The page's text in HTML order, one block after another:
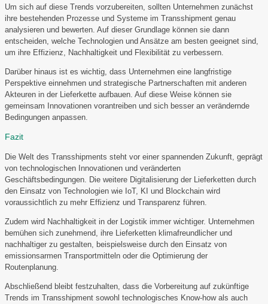
Um sich auf diese Trends vorzubereiten, sollten Unternehmen zunächst
ihre bestehenden Prozesse und Systeme im Transshipment genau
analysieren und bewerten. Auf dieser Grundlage können sie dann
entscheiden, welche Technologien und Ansätze am besten geeignet sind,
um ihre Effizienz, Nachhaltigkeit und Flexibilität zu verbessern.
Darüber hinaus ist es wichtig, dass Unternehmen eine langfristige
Perspektive einnehmen und strategische Partnerschaften mit anderen
Akteuren in der Lieferkette aufbauen. Auf diese Weise können sie
gemeinsam Innovationen vorantreiben und sich besser an verändernde
Bedingungen anpassen.
Fazit
Die Welt des Transshipments steht vor einer spannenden Zukunft, geprägt
von technologischen Innovationen und veränderten
Geschäftsbedingungen. Die weitere Digitalisierung der Lieferketten durch
den Einsatz von Technologien wie IoT, KI und Blockchain wird
voraussichtlich zu mehr Effizienz und Transparenz führen.
Zudem wird Nachhaltigkeit in der Logistik immer wichtiger. Unternehmen
bemühen sich zunehmend, ihre Lieferketten klimafreundlicher und
nachhaltiger zu gestalten, beispielsweise durch den Einsatz von
emissionsarmen Transportmitteln oder die Optimierung der
Routenplanung.
Abschließend bleibt festzuhalten, dass die Vorbereitung auf zukünftige
Trends im Transshipment sowohl technologisches Know-how als auch